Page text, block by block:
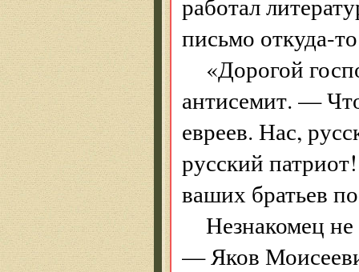
письмо откуда-
«Дорогой
антисемит. —
евреев. Нас,
русский
ваших братьев
Незнакомец
— Яков